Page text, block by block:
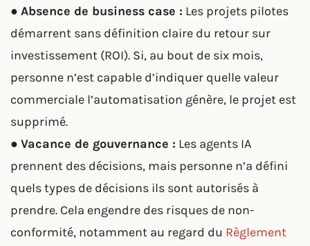
● Absence de business case : Les projets pilotes
démarrent sans définition claire du retour sur
investissement (ROI). Si, au bout de six mois,
personne n’est capable d’indiquer quelle valeur
commerciale l’automatisation génère, le projet est
supprimé.
● Vacance de gouvernance : Les agents IA
prennent des décisions, mais personne n’a défini
quels types de décisions ils sont autorisés à
prendre. Cela engendre des risques de non-
conformité, notamment au regard du Règlement